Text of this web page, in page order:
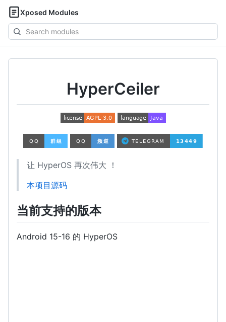
Xposed Modules
Search
modules
HyperCeiler
让 HyperOS 再次伟大 ！
本项目源码
当前支持的版本
Android 15-16 的 HyperOS